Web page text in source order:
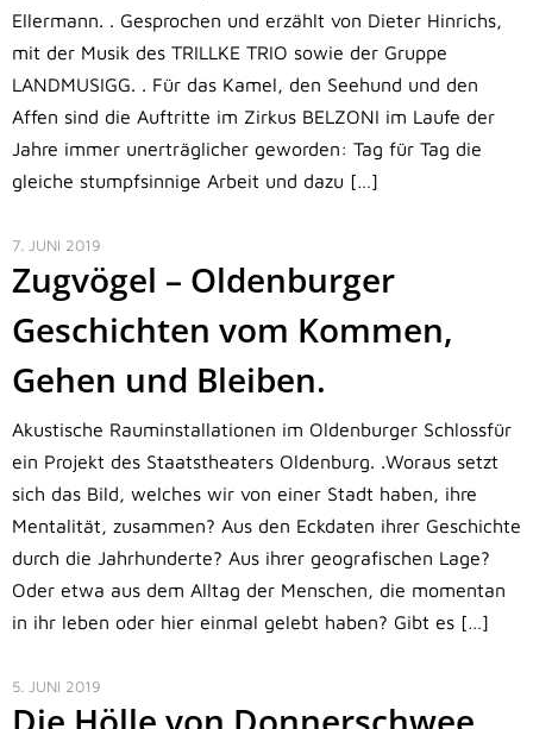
Ellermann. . Gesprochen und erzählt von Dieter Hinrichs,
mit der Musik des TRILLKE TRIO sowie der Gruppe
LANDMUSIGG. . Für das Kamel, den Seehund und den
Affen sind die Auftritte im Zirkus BELZONI im Laufe der
Jahre immer unerträglicher geworden: Tag für Tag die
gleiche stumpfsinnige Arbeit und dazu […]
7. JUNI 2019
Zugvögel – Oldenburger
Geschichten vom Kommen,
Gehen und Bleiben.
Akustische Rauminstallationen im Oldenburger Schlossfür
ein Projekt des Staatstheaters Oldenburg. .Woraus setzt
sich das Bild, welches wir von einer Stadt haben, ihre
Mentalität, zusammen? Aus den Eckdaten ihrer Geschichte
durch die Jahrhunderte? Aus ihrer geografischen Lage?
Oder etwa aus dem Alltag der Menschen, die momentan
in ihr leben oder hier einmal gelebt haben? Gibt es […]
5. JUNI 2019